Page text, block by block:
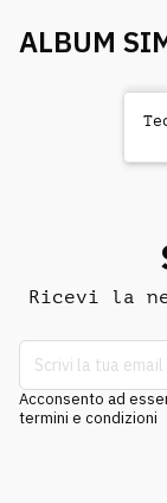
ALBUM
Ricevi la
Acconsento ad
termini e condizioni